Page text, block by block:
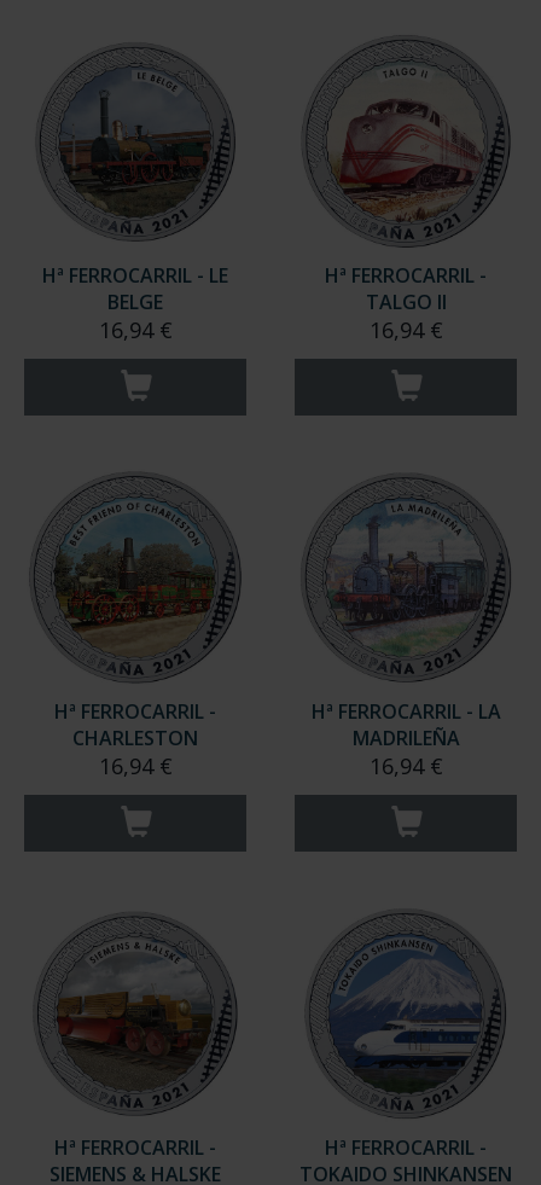
Hª FERROCARRIL - LE
BELGE
16,94 €
Hª FERROCARRIL -
TALGO II
16,94 €
Hª FERROCARRIL -
CHARLESTON
16,94 €
Hª FERROCARRIL - LA
MADRILEÑA
16,94 €
Hª FERROCARRIL -
SIEMENS & HALSKE
Hª FERROCARRIL -
TOKAIDO SHINKANSEN